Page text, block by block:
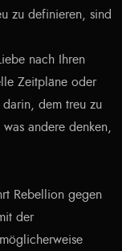
zu definieren, sind
nach Ihren
Zeitpläne oder
darin, dem treu zu
andere denken,
Rebellion gegen
der